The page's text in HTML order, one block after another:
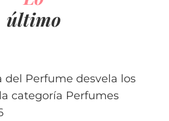
último
del Perfume desvela los
categoría Perfumes